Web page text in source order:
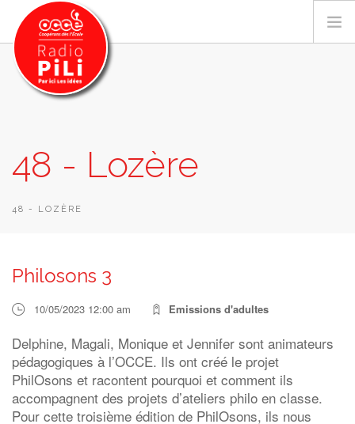
GRILLE DES PROGRAMMES
EMISSIONS / PODCASTS
SUR LE TERRITOIRE
RECHERCHER
48 - Lozère
48 - LOZÈRE
Philosons 3
10/05/2023 12:00 am Emissions d'adultes
Delphine, Magali, Monique et Jennifer sont animateurs
pédagogiques à l’OCCE. Ils ont créé le projet
PhilOsons et racontent pourquoi et comment ils
accompagnent des projets d’ateliers philo en classe.
Pour cette troisième édition de PhilOsons, ils nous